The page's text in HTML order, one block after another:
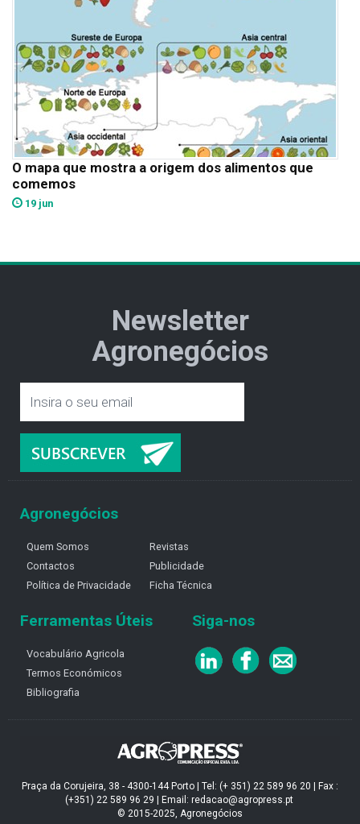
O mapa que mostra a origem dos alimentos que
comemos
19 jun
Newsletter
Agronegócios
Agronegócios
Quem Somos
Contactos
Política de Privacidade
Revistas
Publicidade
Ficha Técnica
Ferramentas Úteis
Vocabulário Agricola
Termos Económicos
Bibliografia
Siga-nos
Praça da Corujeira, 38 - 4300-144 Porto | Tel: (+ 351) 22 589 96 20 | Fax :
(+351) 22 589 96 29 | Email: redacao@agropress.pt
© 2015-2025, Agronegócios